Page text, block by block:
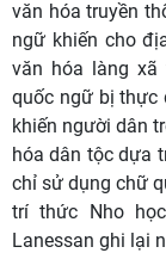
văn hóa truyền
ngữ khiến cho
văn hóa làng xã
quốc ngữ bị thực
khiến người dân
hóa dân tộc dựa
chỉ sử dụng chữ
trí thức Nho
Lanessan ghi lại